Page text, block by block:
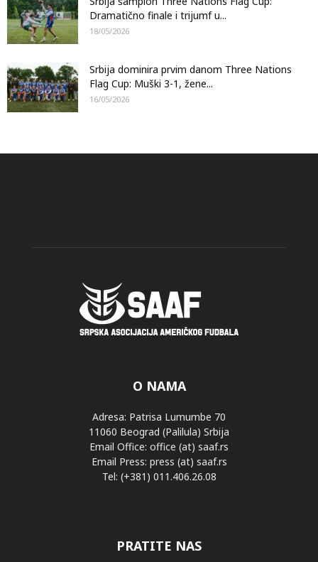
Dramatično finale i trijumf u...
18/05/2026
Srbija dominira prvim danom Three Nations
Flag Cup: Muški 3-1, žene...
16/05/2026
O NAMA
Adresa: Patrisa Lumumbe 70
11060 Beograd (Palilula) Srbija
Email Office: office (at) saaf.rs
Email Press: press (at) saaf.rs
Tel: (+381) 011.406.26.08
PRATITE NAS